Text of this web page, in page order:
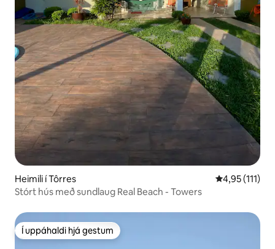
Heimili í Tôrres 4,95 af 5 í
4,95 (111)
Stórt hús með sundlaug Real Beach - Towers
Í uppáhaldi hjá gestum
Í uppáhaldi hjá gestum